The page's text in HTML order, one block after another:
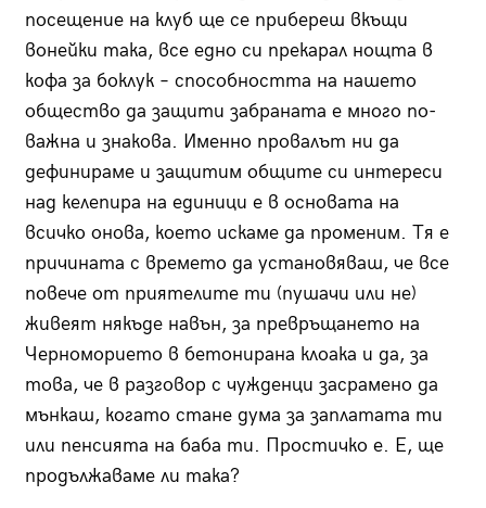
посещение на клуб ще се прибереш вкъщи
вонейки така, все едно си прекарал нощта в
кофа за боклук – способността на нашето
общество да защити забраната е много по-
важна и знакова. Именно провалът ни да
дефинираме и защитим общите си интереси
над келепира на единици е в основата на
всичко онова, което искаме да променим. Тя е
причината с времето да установяваш, че все
повече от приятелите ти (пушачи или не)
живеят някъде навън, за превръщането на
Черноморието в бетонирана клоака и да, за
това, че в разговор с чужденци засрамено да
мънкаш, когато стане дума за заплатата ти
или пенсията на баба ти. Простичко е. Е, ще
продължаваме ли така?